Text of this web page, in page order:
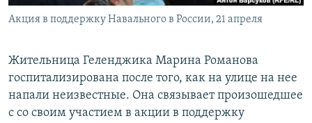
Все сайты РСЕ/РС
Акция в поддержку Навального в России, 21 апреля
Жительница Геленджика Марина Романова
госпитализирована после того, как на улице на нее
напали неизвестные. Она связывает произошедшее
с со своим участием в акции в поддержку